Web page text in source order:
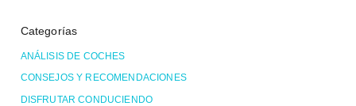
Categorías
ANÁLISIS DE COCHES
CONSEJOS Y RECOMENDACIONES
DISFRUTAR CONDUCIENDO